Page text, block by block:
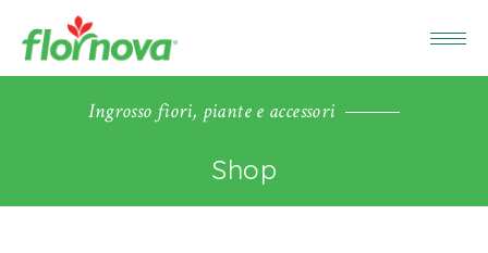
Ingrosso fiori, piante e accessori
Shop